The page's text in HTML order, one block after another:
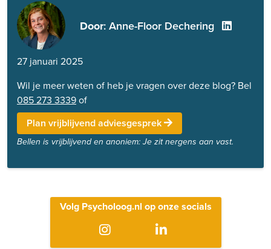
Door: Anne-Floor Dechering
27 januari 2025
Wil je meer weten of heb je vragen over deze blog? Bel
085 273 3339of
Plan vrijblijvend adviesgesprek
Bellen is vrijblijvend en anoniem: Je zit nergens aan vast.
Volg Psycholoog.nl op onze socials